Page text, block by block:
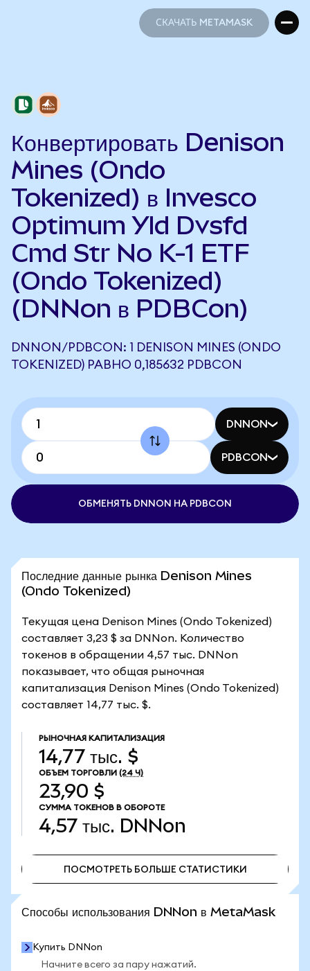
СКАЧАТЬ METAMASK
Конвертировать Denison
Mines (Ondo
Tokenized) в Invesco
Optimum Yld Dvsfd
Cmd Str No K-1 ETF
(Ondo Tokenized)
(DNNon в PDBCon)
DNNON/PDBCON: 1 DENISON MINES (ONDO
TOKENIZED) РАВНО 0,185632 PDBCON
DNNON
PDBCON
ОБМЕНЯТЬ DNNON НА PDBCON
Последние данные рынка Denison Mines
(Ondo Tokenized)
Текущая цена Denison Mines (Ondo Tokenized)
составляет 3,23 $ за DNNon. Количество
токенов в обращении 4,57 тыс. DNNon
показывает, что общая рыночная
капитализация Denison Mines (Ondo Tokenized)
составляет 14,77 тыс. $.
РЫНОЧНАЯ КАПИТАЛИЗАЦИЯ
14,77 тыс. $
ОБЪЕМ ТОРГОВЛИ (24 Ч)
23,90 $
СУММА ТОКЕНОВ В ОБОРОТЕ
4,57 тыс. DNNon
ПОСМОТРЕТЬ БОЛЬШЕ СТАТИСТИКИ
Способы использования DNNon в MetaMask
Купить DNNon
Начните всего за пару нажатий.